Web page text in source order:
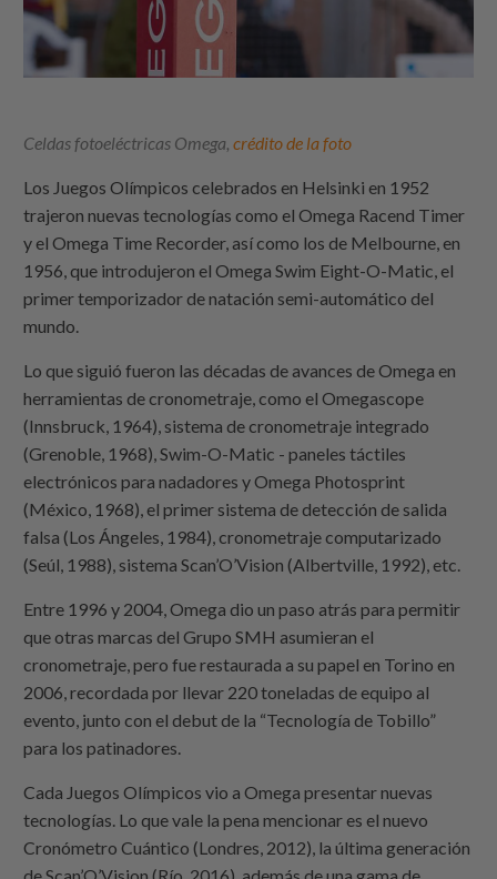
Celdas fotoeléctricas Omega, crédito de la foto
Los Juegos Olímpicos celebrados en Helsinki en 1952
trajeron nuevas tecnologías como el Omega Racend Timer
y el Omega Time Recorder, así como los de Melbourne, en
1956, que introdujeron el Omega Swim Eight-O-Matic, el
primer temporizador de natación semi-automático del
mundo.
Lo que siguió fueron las décadas de avances de Omega en
herramientas de cronometraje, como el Omegascope
(Innsbruck, 1964), sistema de cronometraje integrado
(Grenoble, 1968), Swim-O-Matic - paneles táctiles
electrónicos para nadadores y Omega Photosprint
(México, 1968), el primer sistema de detección de salida
falsa (Los Ángeles, 1984), cronometraje computarizado
(Seúl, 1988), sistema Scan’O’Vision (Albertville, 1992), etc.
Entre 1996 y 2004, Omega dio un paso atrás para permitir
que otras marcas del Grupo SMH asumieran el
cronometraje, pero fue restaurada a su papel en Torino en
2006, recordada por llevar 220 toneladas de equipo al
evento, junto con el debut de la “Tecnología de Tobillo”
para los patinadores.
Cada Juegos Olímpicos vio a Omega presentar nuevas
tecnologías. Lo que vale la pena mencionar es el nuevo
Cronómetro Cuántico (Londres, 2012), la última generación